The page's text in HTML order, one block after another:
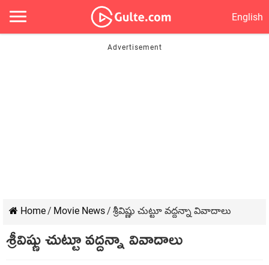
English
Home/ Movie News/ శ్రీవిష్ణు చుట్టూ వద్దన్నా వివాదాలు
శ్రీవిష్ణు చుట్టూ వద్దన్నా వివాదాలు